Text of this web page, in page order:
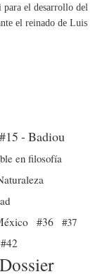
el desarrollo del
el reinado de Luis
#15 - Badiou
en filosofía
#36 #37
#42
Dossier